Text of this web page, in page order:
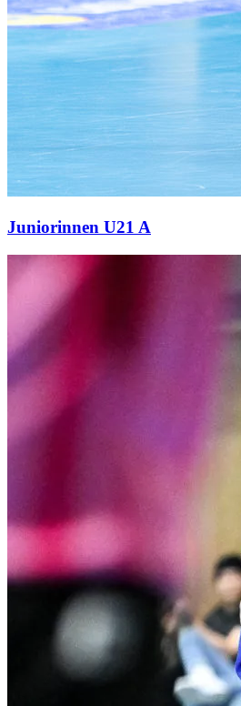
Juniorinnen U21 A